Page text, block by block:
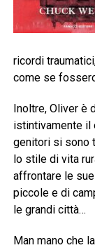
ricordi
come se
Inoltre, Oliver è
istintivamente il
genitori si sono
lo stile di vita
affrontare le
piccole e di
le grandi città…
Man mano che